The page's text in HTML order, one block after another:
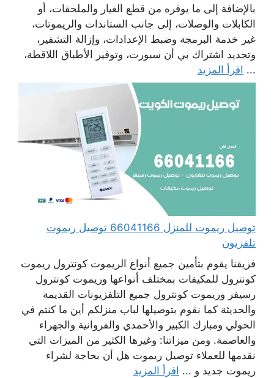
بالإضافة إلى ما يوفره من قطع الغيار والملحقات، أو
الكابلات والوصلات، إلى جانب الستاندات والريموتات،
غير خدمة البرمجة وضبط الإعدادات، وإزالة التشفير،
وتجديد اشتراك بي أن سبورت، وتوفير الأطباق اللاقطة،
... اقرأ المزيد
توصيل ريموت للمنزل 66041166 توصيل ريموت
تلفزيون
فريقنا يقوم بتأمين جميع أنواع الريموت كونترول ريموت
كونترول للمكيفات بمختلف أنواعها وريموت كونترول
رسيفر وريموت كونترول جميع التلفزيونات القديمة
والحديثة كما نقوم بتوصيلها لباب منزلكم أين ما كنتم في
الحولي ومبارك الكبير والأحمدي والفروانية والجهراء
والعاصمة. ومن ميزاتنا: وغيرها الكثير من الميزات التي
نقدمها للعملاء توصيل ريموت هل أن بحاجة لشراء
ريموت جديد و ... اقرأ المزيد